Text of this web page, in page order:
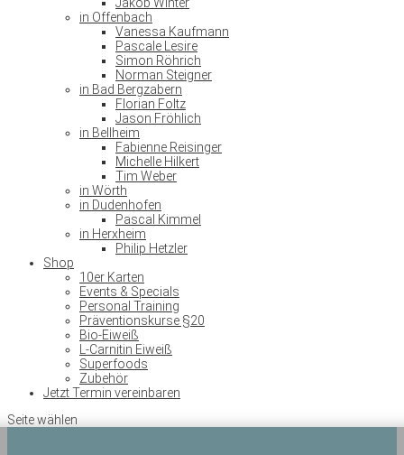
in Offenbach
Vanessa Kaufmann
Pascale Lesire
Simon Röhrich
Norman Steigner
in Bad Bergzabern
Florian Foltz
Jason Fröhlich
in Bellheim
Fabienne Reisinger
Michelle Hilkert
Tim Weber
in Wörth
in Dudenhofen
Pascal Kimmel
in Herxheim
Philip Hetzler
Shop
10er Karten
Events & Specials
Personal Training
Präventionskurse §20
Bio-Eiweiß
L-Carnitin Eiweiß
Superfoods
Zubehör
Jetzt Termin vereinbaren
Seite wählen